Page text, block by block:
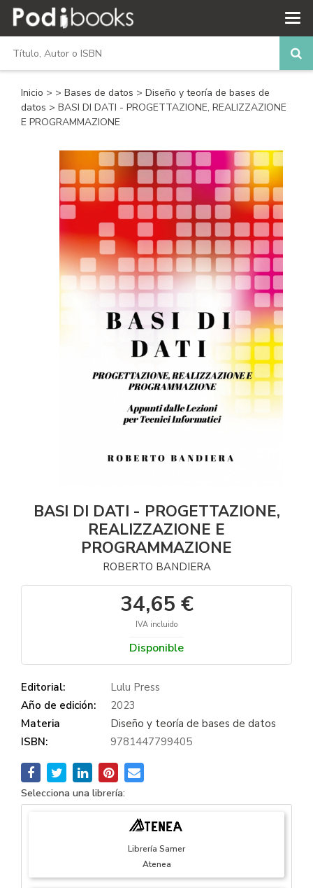
Inicio > > Bases de datos > Diseño y teoría de bases de
datos > BASI DI DATI - PROGETTAZIONE, REALIZZAZIONE
E PROGRAMMAZIONE
BASI DI DATI - PROGETTAZIONE,
REALIZZAZIONE E
PROGRAMMAZIONE
ROBERTO BANDIERA
34,65 €
IVA incluido
Disponible
Editorial:
Lulu Press
Año de edición:
2023
Materia
Diseño y teoría de bases de datos
ISBN:
9781447799405
Selecciona una librería:
Librería Samer
Atenea